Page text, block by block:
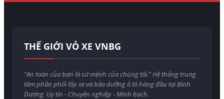
THẾ GIỚI VỎ XE VNBG
"An toàn của bạn là sứ mệnh của chúng tôi." Hệ thống trung
tâm phân phối lốp xe và bảo dưỡng ô tô hàng đầu tại Bình
Dương. Uy tín - Chuyên nghiệp - Minh bạch.